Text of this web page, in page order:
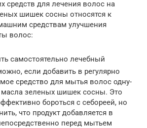
средств для лечения волос на
шишек сосны относятся к
средствам улучшения
волос:
самостоятельно лечебный
если добавить в регулярно
средство для мытья волос одну-
зеленых шишек сосны. Это
бороться с себореей, но
что продукт добавляется в
перед мытьем